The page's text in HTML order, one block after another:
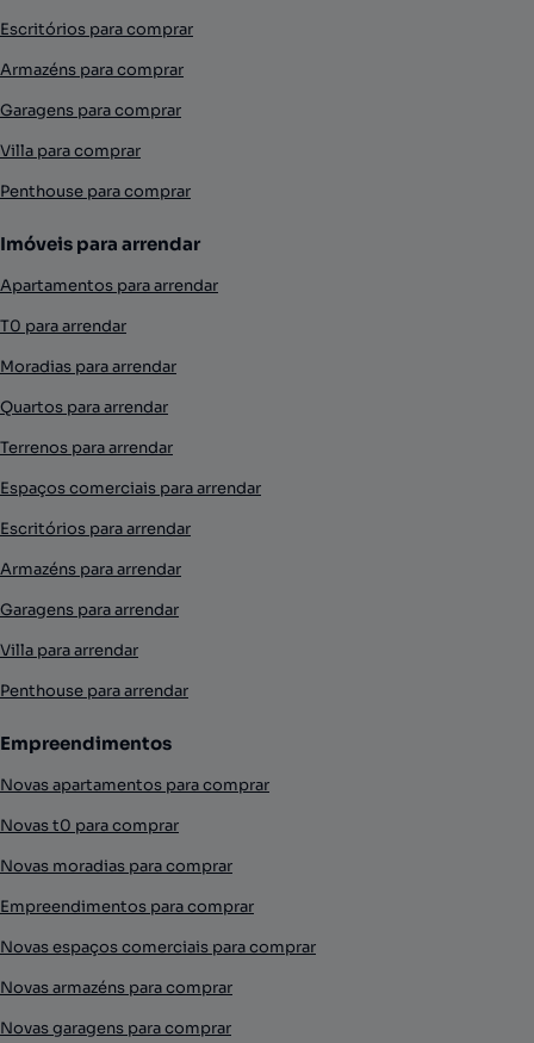
Escritórios para comprar
Armazéns para comprar
Garagens para comprar
Villa para comprar
Penthouse para comprar
Imóveis para arrendar
Apartamentos para arrendar
T0 para arrendar
Moradias para arrendar
Quartos para arrendar
Terrenos para arrendar
Espaços comerciais para arrendar
Escritórios para arrendar
Armazéns para arrendar
Garagens para arrendar
Villa para arrendar
Penthouse para arrendar
Empreendimentos
Novas apartamentos para comprar
Novas t0 para comprar
Novas moradias para comprar
Empreendimentos para comprar
Novas espaços comerciais para comprar
Novas armazéns para comprar
Novas garagens para comprar